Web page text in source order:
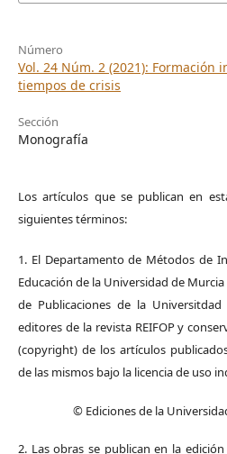
Número
Vol. 24 Núm. 2 (2021): Formación
tiempos de crisis
Sección
Monografía
Los artículos que se publican en
siguientes términos:
1. El Departamento de Métodos de
Educación de la Universidad de
de Publicaciones de la
editores de la revista REIFOP y
(copyright) de los artículos
de las mismos bajo la licencia de uso
© Ediciones de la
2. Las obras se publican en la